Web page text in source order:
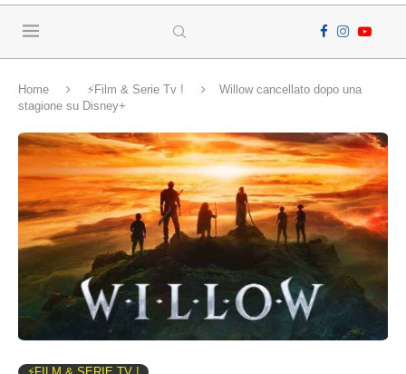
Home ⚡️Film & Serie Tv !
Willow cancellato dopo una
stagione su Disney+